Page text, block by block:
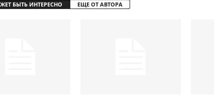
БЫТЬ ИНТЕРЕСНО ЕЩЕ ОТ АВТОРА